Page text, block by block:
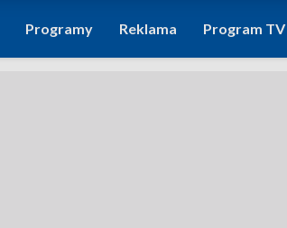
Programy Reklama Program TV